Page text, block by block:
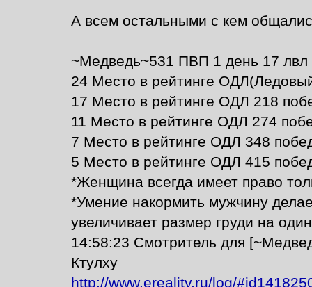
А всем остальными с кем
~Медведь~531 ПВП 1 день 17 лвл
24 Место в рейтинге
17 Место в рейтинге ОДЛ 218
11 Место в рейтинге ОДЛ 274
7 Место в рейтинге ОДЛ 348
5 Место в рейтинге ОДЛ 415
*Женщина всегда имеет право
*Умение накормить мужчину
увеличивает размер груди на
14:58:23 Смотритель для
Ктулху
http://www.ereality.ru/log/